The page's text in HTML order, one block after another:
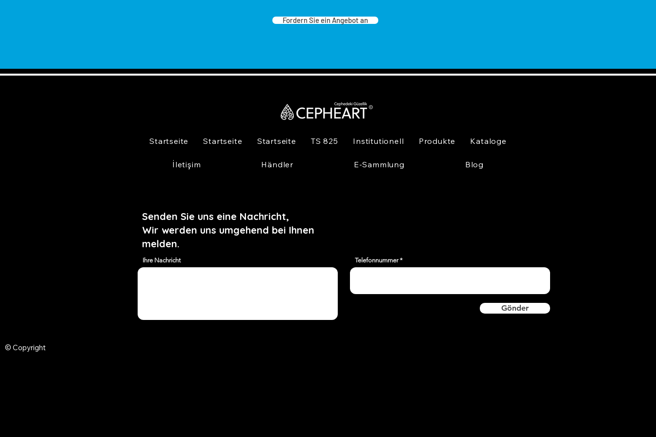
Fordern Sie ein Angebot an
Startseite Startseite Startseite TS 825 Institutionell Produkte Kataloge
İletişim Händler E-Sammlung Blog
Senden Sie uns eine Nachricht,
Wir werden uns umgehend bei Ihnen
melden.
Ihre Nachricht Telefonnummer
Gönder
© Copyright